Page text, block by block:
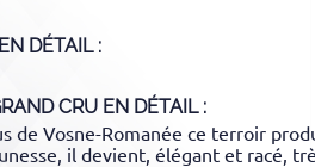
DÉTAIL :
CRU EN DÉTAIL :
de Vosne-Romanée ce terroir
il devient, élégant et racé,